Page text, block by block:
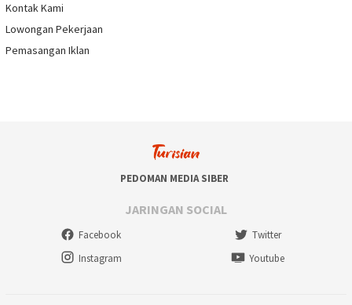
Kontak Kami
Lowongan Pekerjaan
Pemasangan Iklan
PEDOMAN MEDIA SIBER
JARINGAN SOCIAL
Facebook
Twitter
Instagram
Youtube